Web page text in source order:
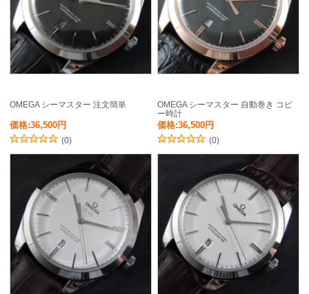
OMEGA シーマスター 注文簡単
価格:36,500円
(0)
OMEGA シーマスター 自動巻き コピ
ー時計
価格:36,500円
(0)